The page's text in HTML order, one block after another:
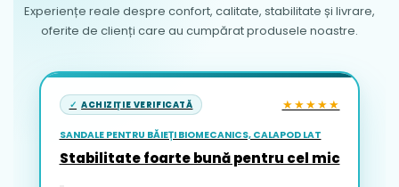
Experiențe reale despre confort, calitate, stabilitate și livrare,
oferite de clienți care au cumpărat produsele noastre.
ACHIZIȚIE VERIFICATĂ ★★★★★
SANDALE PENTRU BĂIEȚI BIOMECANICS, CALAPOD LAT
Stabilitate foarte bună pentru cel mic